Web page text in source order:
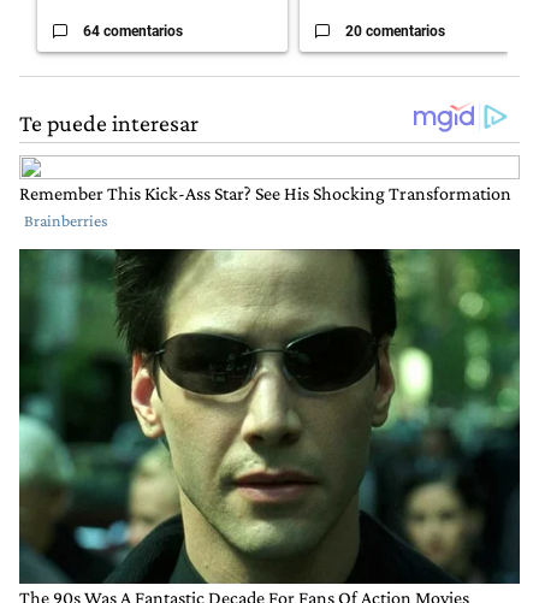
64 comentarios 20 comentarios